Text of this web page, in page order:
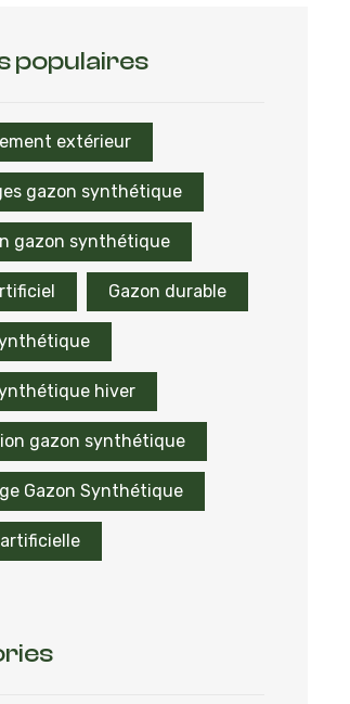
populaires
extérieur
gazon synthétique
gazon synthétique
Gazon durable
hiver
gazon synthétique
Gazon Synthétique